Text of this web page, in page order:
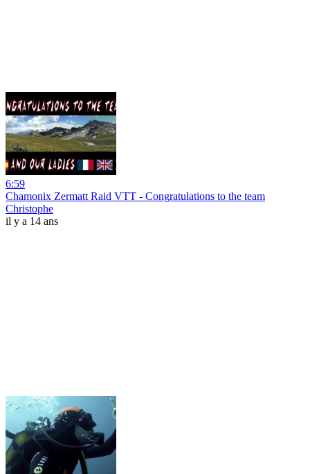
6:59
Chamonix Zermatt Raid VTT - Congratulations to the team
Christophe
il y a 14 ans